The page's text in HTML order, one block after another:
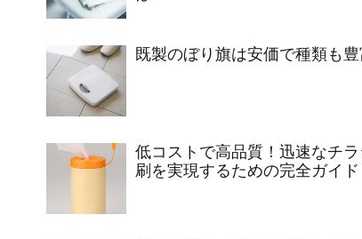
既製のぼり旗は安価で種類も豊
低コストで高品質！迅速なチ
刷を実現するための完全ガイド